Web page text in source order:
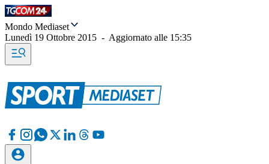
Mondo Mediaset
Lunedì 19 Ottobre 2015 - Aggiornato alle 15:35